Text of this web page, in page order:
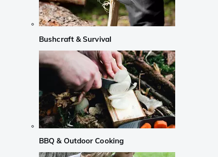
Bushcraft & Survival
BBQ & Outdoor Cooking